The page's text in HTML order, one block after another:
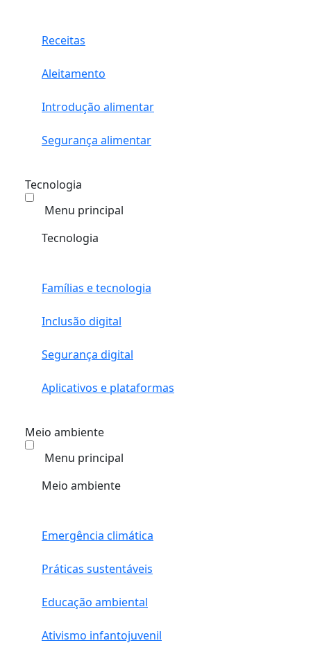
Receitas
Aleitamento
Introdução alimentar
Segurança alimentar
Tecnologia
Menu principal
Tecnologia
Famílias e tecnologia
Inclusão digital
Segurança digital
Aplicativos e plataformas
Meio ambiente
Menu principal
Meio ambiente
Emergência climática
Práticas sustentáveis
Educação ambiental
Ativismo infantojuvenil